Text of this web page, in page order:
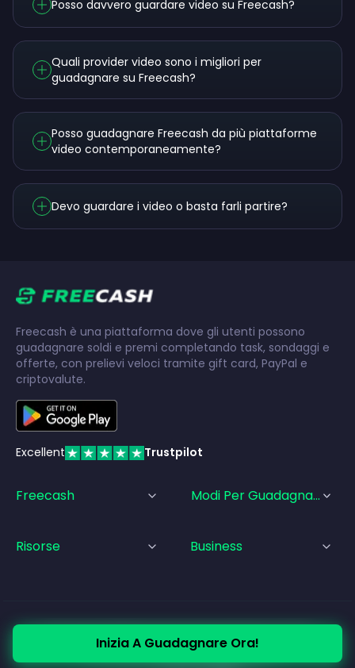
Posso davvero guardare video su Freecash?
Quali provider video sono i migliori per
guadagnare su Freecash?
Posso guadagnare Freecash da più piattaforme
video contemporaneamente?
Devo guardare i video o basta farli partire?
Inizia A Guadagnare Ora!
Freecash è una piattaforma dove gli utenti possono
guadagnare soldi e premi completando task, sondaggi e
offerte, con prelievi veloci tramite gift card, PayPal e
criptovalute.
Excellent Trustpilot
Freecash Modi Per Guadagnare
Risorse Business
© Freecash 2026 •Termini di Servizio•
Privacy Policy
Politica sui Cookie•Informazioni legali